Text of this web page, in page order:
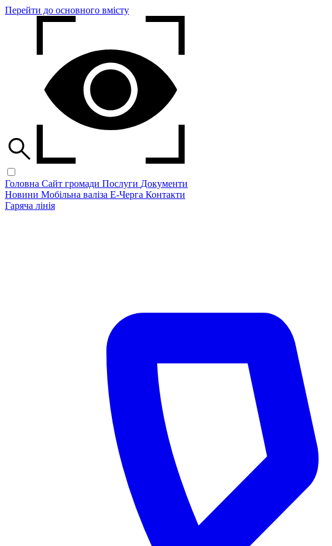
Перейти до основного вмісту
Головна Сайт громади Послуги Документи
Новини Мобільна валіза Е-Черга Контакти
Гаряча лінія